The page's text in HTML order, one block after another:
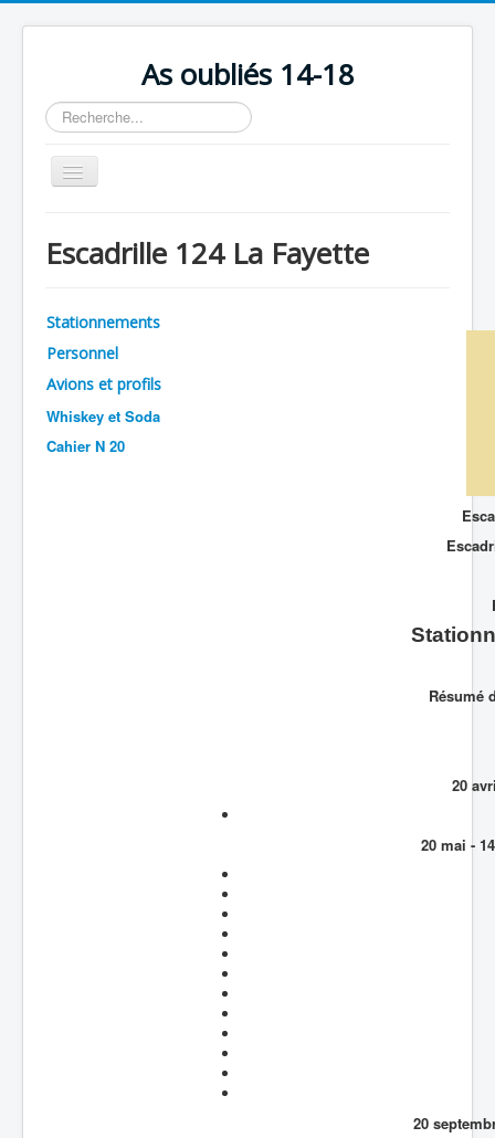
As oubliés 14-18
Rechercher
Basculer
la
Chronologie
Avions
Personnels
Formation
Escadrille 124 La Fayette
Stationnements
Personnel
Avions et profils
Whiskey et Soda
Cahier N 20
Résumé
20
20 mai -
20